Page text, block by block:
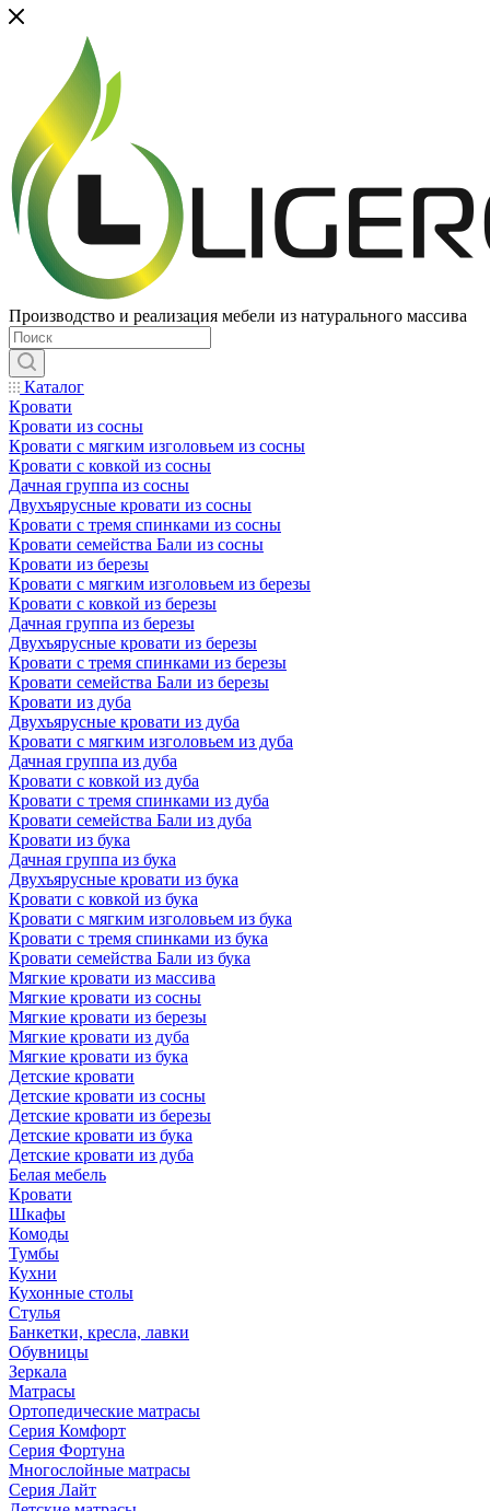
Производство и реализация мебели из натурального массива
Каталог
Кровати
Кровати из сосны
Кровати с мягким изголовьем из сосны
Кровати с ковкой из сосны
Дачная группа из сосны
Двухъярусные кровати из сосны
Кровати с тремя спинками из сосны
Кровати семейства Бали из сосны
Кровати из березы
Кровати с мягким изголовьем из березы
Кровати с ковкой из березы
Дачная группа из березы
Двухъярусные кровати из березы
Кровати с тремя спинками из березы
Кровати семейства Бали из березы
Кровати из дуба
Двухъярусные кровати из дуба
Кровати с мягким изголовьем из дуба
Дачная группа из дуба
Кровати с ковкой из дуба
Кровати с тремя спинками из дуба
Кровати семейства Бали из дуба
Кровати из бука
Дачная группа из бука
Двухъярусные кровати из бука
Кровати с ковкой из бука
Кровати с мягким изголовьем из бука
Кровати с тремя спинками из бука
Кровати семейства Бали из бука
Мягкие кровати из массива
Мягкие кровати из сосны
Мягкие кровати из березы
Мягкие кровати из дуба
Мягкие кровати из бука
Детские кровати
Детские кровати из сосны
Детские кровати из березы
Детские кровати из бука
Детские кровати из дуба
Белая мебель
Кровати
Шкафы
Комоды
Тумбы
Кухни
Кухонные столы
Стулья
Банкетки, кресла, лавки
Обувницы
Зеркала
Матрасы
Ортопедические матрасы
Серия Комфорт
Серия Фортуна
Многослойные матрасы
Серия Лайт